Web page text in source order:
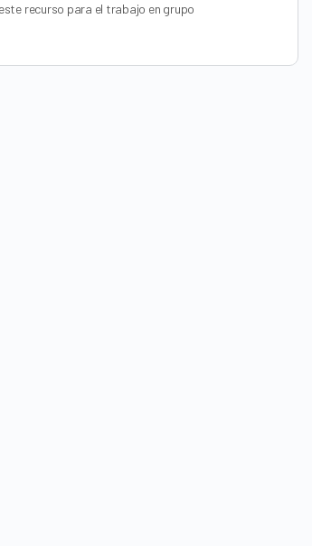
recurso para el trabajo en grupo